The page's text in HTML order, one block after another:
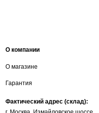
О компании
О магазине
Гарантия
Фактический адрес (склад):